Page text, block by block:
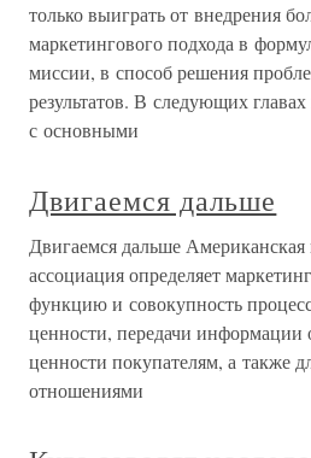
только выиграть от внедрения
маркетингового подхода в
миссии, в способ решения
результатов. В следующих
с основными
Двигаемся дальше
Двигаемся дальше Американская
ассоциация определяет
функцию и совокупность
ценности, передачи информации
ценности покупателям, а также
отношениями